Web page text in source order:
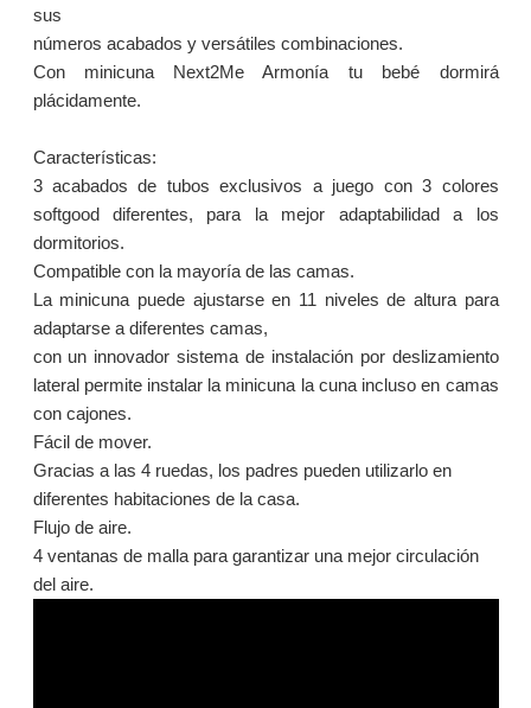
sus
números acabados y versátiles combinaciones.
Con minicuna Next2Me Armonía tu bebé dormirá
plácidamente.
Características:
3 acabados de tubos exclusivos a juego con 3 colores
softgood diferentes, para la mejor adaptabilidad a los
dormitorios.
Compatible con la mayoría de las camas.
La minicuna puede ajustarse en 11 niveles de altura para
adaptarse a diferentes camas,
con un innovador sistema de instalación por deslizamiento
lateral permite instalar la minicuna la cuna incluso en camas
con cajones.
Fácil de mover.
Gracias a las 4 ruedas, los padres pueden utilizarlo en
diferentes habitaciones de la casa.
Flujo de aire.
4 ventanas de malla para garantizar una mejor circulación
del aire.